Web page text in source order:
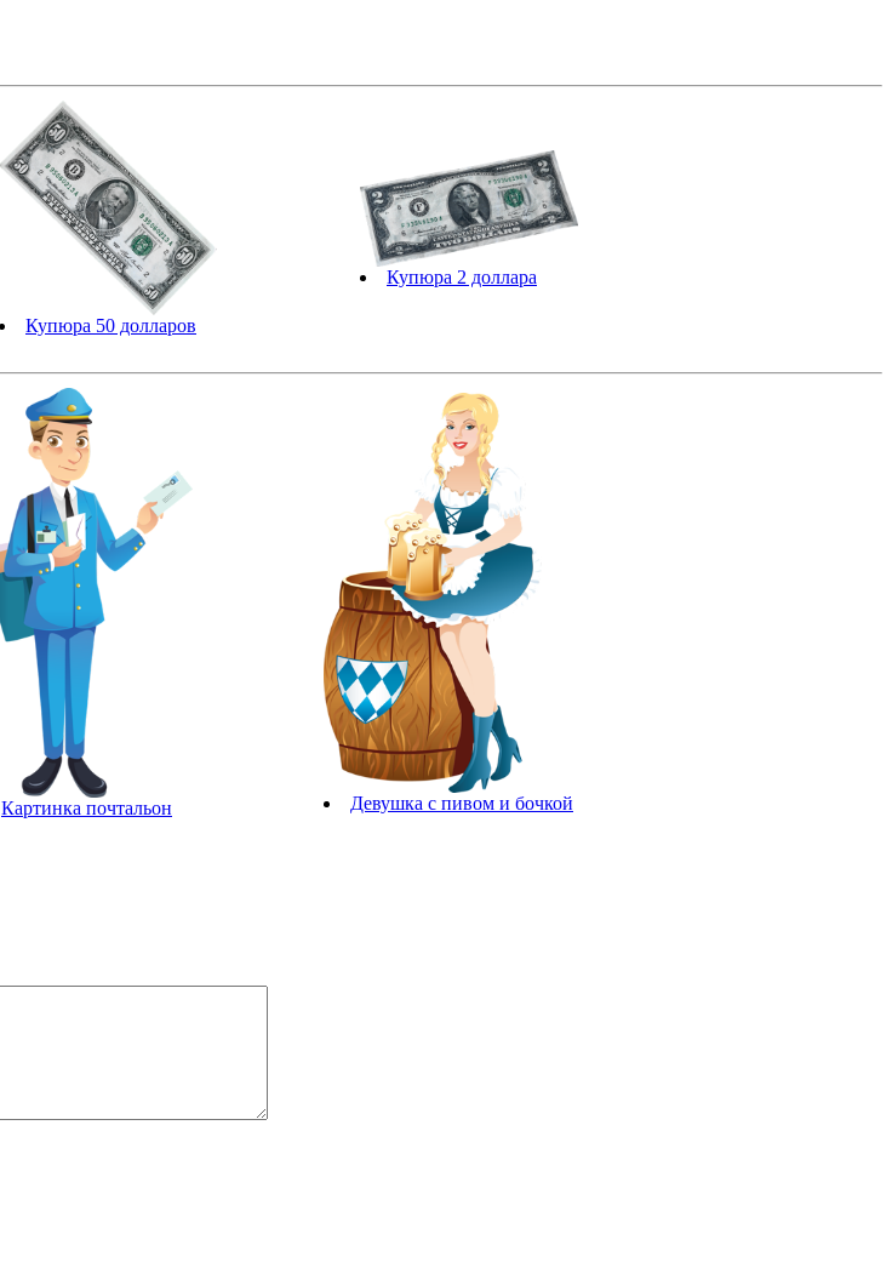
Купюра 50 долларов
Купюра 2 доллара
Картинка почтальон Девушка с пивом и бочкой